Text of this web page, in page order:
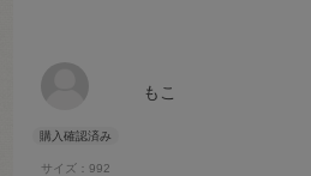
もこ
サイズ：992